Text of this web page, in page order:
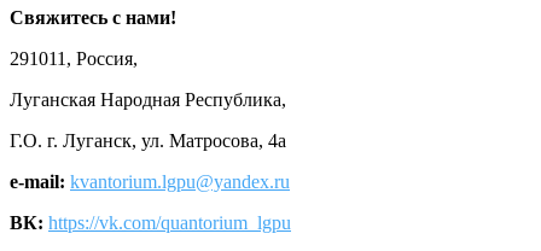
Свяжитесь с нами!
291011, Россия,
Луганская Народная Республика,
Г.О. г. Луганск, ул. Матросова, 4а
e-mail: kvantorium.lgpu@yandex.ru
ВК: https://vk.com/quantorium_lgpu